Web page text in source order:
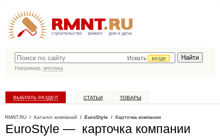
строительство ремонт дом и дача
Искать
везде
Например, ипотека
ВЫБРАТЬ РАЗДЕЛ СТАТЬИ ТОВАРЫ
RMNT.RU / Каталог компаний / EuroStyle / Карточка компании
EuroStyle — карточка компании